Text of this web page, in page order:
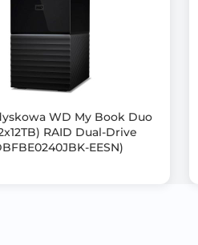
2x Type-A USB 3.2 Gen 2 10Gbps
1 szt.
WD My Book Duo
RAID Dual-Drive
EESN)